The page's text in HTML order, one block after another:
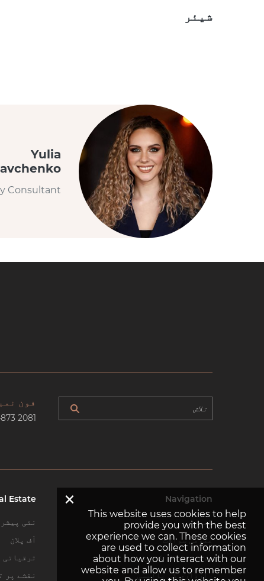
شیئر
Yulia
Consultant
فون
2081
Navigation
گھر
عمومی سوالات
ہم سے رابطہ کریں
رازداری کی پالیسی
Estate
نئی
آف پلان
نقشے پر
×
This website uses cookies to help
provide you with the best
experience we can. These cookies
are used to collect information
about how you interact with our
website and allow us to remember